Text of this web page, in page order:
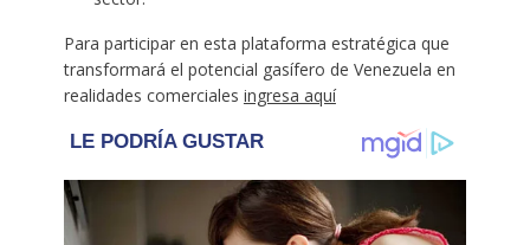
Para participar en esta plataforma estratégica que
transformará el potencial gasífero de Venezuela en
realidades comerciales ingresa aquí